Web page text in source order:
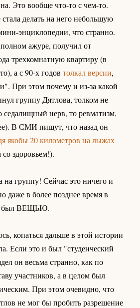
Это вообще что-то с чем-то.
делать на него небольшую
энциклопедии, что странно.
ажуре, получил от
трехкомнатную квартиру (в
а с 90-х годов толкал версии,
При этом почему и из-за какой
группу Дятлова, толком не
седалищный нерв, то ревматизм,
В СМИ пишут, что назад он
якобы 20 километров на лыжах
со здоровьем!).
на группу! Сейчас это ничего и
даже в более позднее время в
был ВЕЩЬЮ.
копаться дальше в этой истории
Если это и был "студенческий
он весьма странно, как по
участников, а в целом был
При этом очевидно, что
не мог бы пробить разрешение